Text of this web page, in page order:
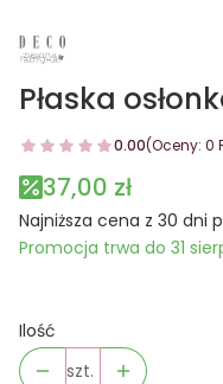
Płaska
0.00(Oceny: 0
37,00 zł
Najniższa cena z 30 dni
Promocja trwa do 31
Ilość
szt.